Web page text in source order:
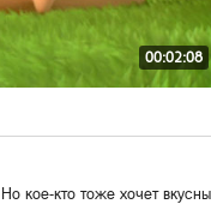
00:02:08
кое-кто тоже хочет